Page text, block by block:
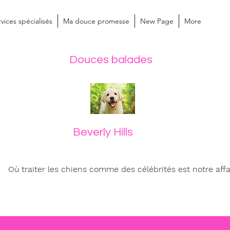
spécialisés Ma douce promesse New Page More
Douces balades
Beverly Hills
Où traiter les chiens comme des célébrités est notre